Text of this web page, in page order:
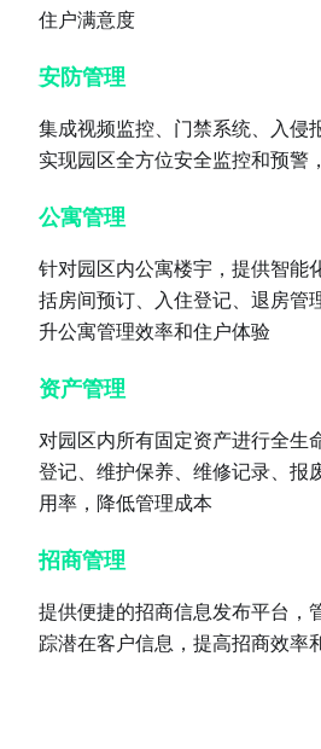
住户满意度
安防管理
集成视频监控、门禁系统、入侵
实现园区全方位安全监控和预警
公寓管理
针对园区内公寓楼宇，提供智能
括房间预订、入住登记、退房管
升公寓管理效率和住户体验
资产管理
对园区内所有固定资产进行全生
登记、维护保养、维修记录、报
用率，降低管理成本
招商管理
提供便捷的招商信息发布平台，
踪潜在客户信息，提高招商效率